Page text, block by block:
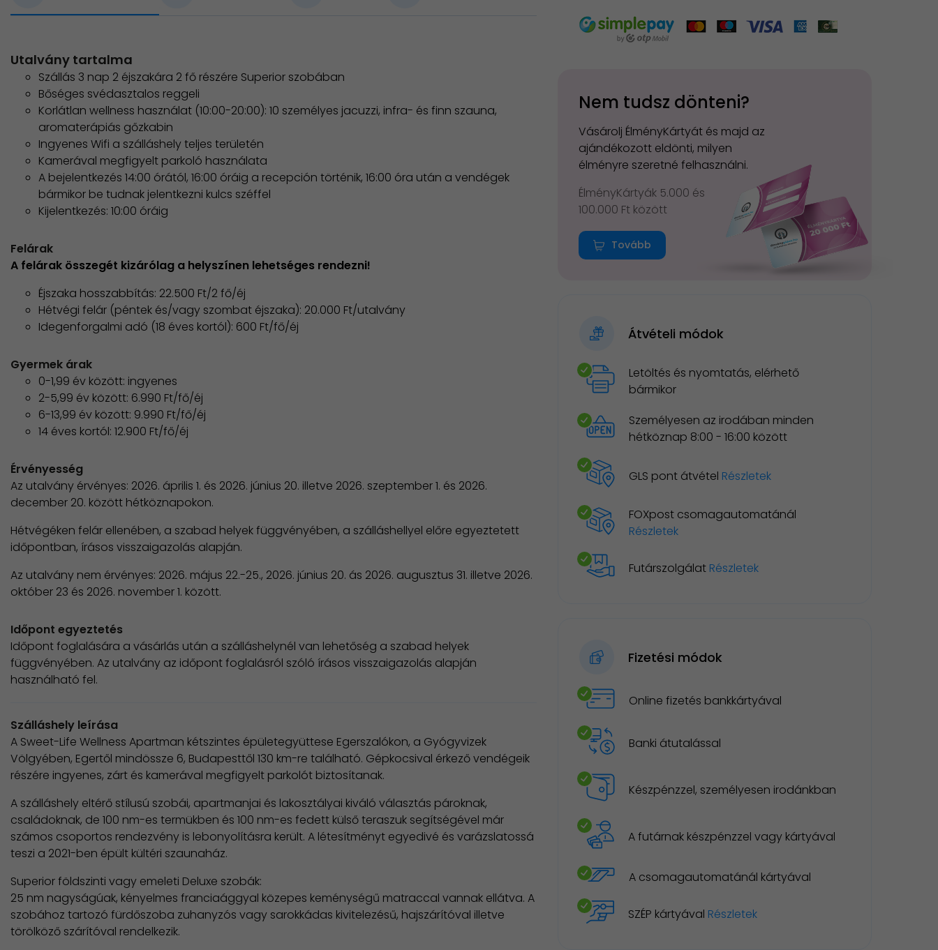
Utalvány tartalma
Szállás 3 nap 2 éjszakára 2 fő részére Superior szobában
Bőséges svédasztalos reggeli
Korlátlan wellness használat (10:00-20:00): 10 személyes jacuzzi, infra- és finn szauna,
aromaterápiás gőzkabin
Ingyenes Wifi a szálláshely teljes területén
Kamerával megfigyelt parkoló használata
A bejelentkezés 14:00 órától, 16:00 óráig a recepción történik, 16:00 óra után a vendégek
bármikor be tudnak jelentkezni kulcs széffel
Kijelentkezés: 10:00 óráig
Felárak
A felárak összegét kizárólag a helyszínen lehetséges rendezni!
Éjszaka hosszabbítás: 22.500 Ft/2 fő/éj
Hétvégi felár (péntek és/vagy szombat éjszaka): 20.000 Ft/utalvány
Idegenforgalmi adó (18 éves kortól): 600 Ft/fő/éj
Gyermek árak
0-1,99 év között: ingyenes
2-5,99 év között: 6.990 Ft/fő/éj
6-13,99 év között: 9.990 Ft/fő/éj
14 éves kortól: 12.900 Ft/fő/éj
Érvényesség
Az utalvány érvényes: 2026. április 1. és 2026. június 20. illetve 2026. szeptember 1. és 2026.
december 20. között hétköznapokon.
Hétvégéken felár ellenében, a szabad helyek függvényében, a szálláshellyel előre egyeztetett
időpontban, írásos visszaigazolás alapján.
Az utalvány nem érvényes: 2026. május 22.-25., 2026. június 20. ás 2026. augusztus 31. illetve 2026.
október 23 és 2026. november 1. között.
Időpont egyeztetés
Időpont foglalására a vásárlás után a szálláshelynél van lehetőség a szabad helyek
függvényében. Az utalvány az időpont foglalásról szóló írásos visszaigazolás alapján
használható fel.
Szálláshely leírása
A Sweet-Life Wellness Apartman kétszintes épületegyüttese Egerszalókon, a Gyógyvizek
Völgyében, Egertől mindössze 6, Budapesttől 130 km-re található. Gépkocsival érkező vendégeik
részére ingyenes, zárt és kamerával megfigyelt parkolót biztosítanak.
A szálláshely eltérő stílusú szobái, apartmanjai és lakosztályai kiváló választás pároknak,
családoknak, de 100 nm-es termükben és 100 nm-es fedett külső teraszuk segítségével már
számos csoportos rendezvény is lebonyolításra került. A létesítményt egyedivé és varázslatossá
teszi a 2021-ben épült kültéri szaunaház.
Superior földszinti vagy emeleti Deluxe szobák:
25 nm nagyságúak, kényelmes franciaággyal közepes keménységű matraccal vannak ellátva. A
szobához tartozó fürdőszoba zuhanyzós vagy sarokkádas kivitelezésű, hajszárítóval illetve
törölköző szárítóval rendelkezik.​
Nem tudsz dönteni?
Vásárolj ÉlményKártyát és majd az
ajándékozott eldönti, milyen
élményre szeretné felhasználni.
ÉlményKártyák 5.000 és
100.000 Ft között
Tovább
Átvételi módok
Letöltés és nyomtatás, elérhető
bármikor
Személyesen az irodában minden
hétköznap 8:00 - 16:00 között
GLS pont átvétel Részletek
FOXpost csomagautomatánál
Részletek
Futárszolgálat Részletek
Fizetési módok
Online fizetés bankkártyával
Banki átutalással
Készpénzzel, személyesen irodánkban
A futárnak készpénzzel vagy kártyával
A csomagautomatánál kártyával
SZÉP kártyával Részletek